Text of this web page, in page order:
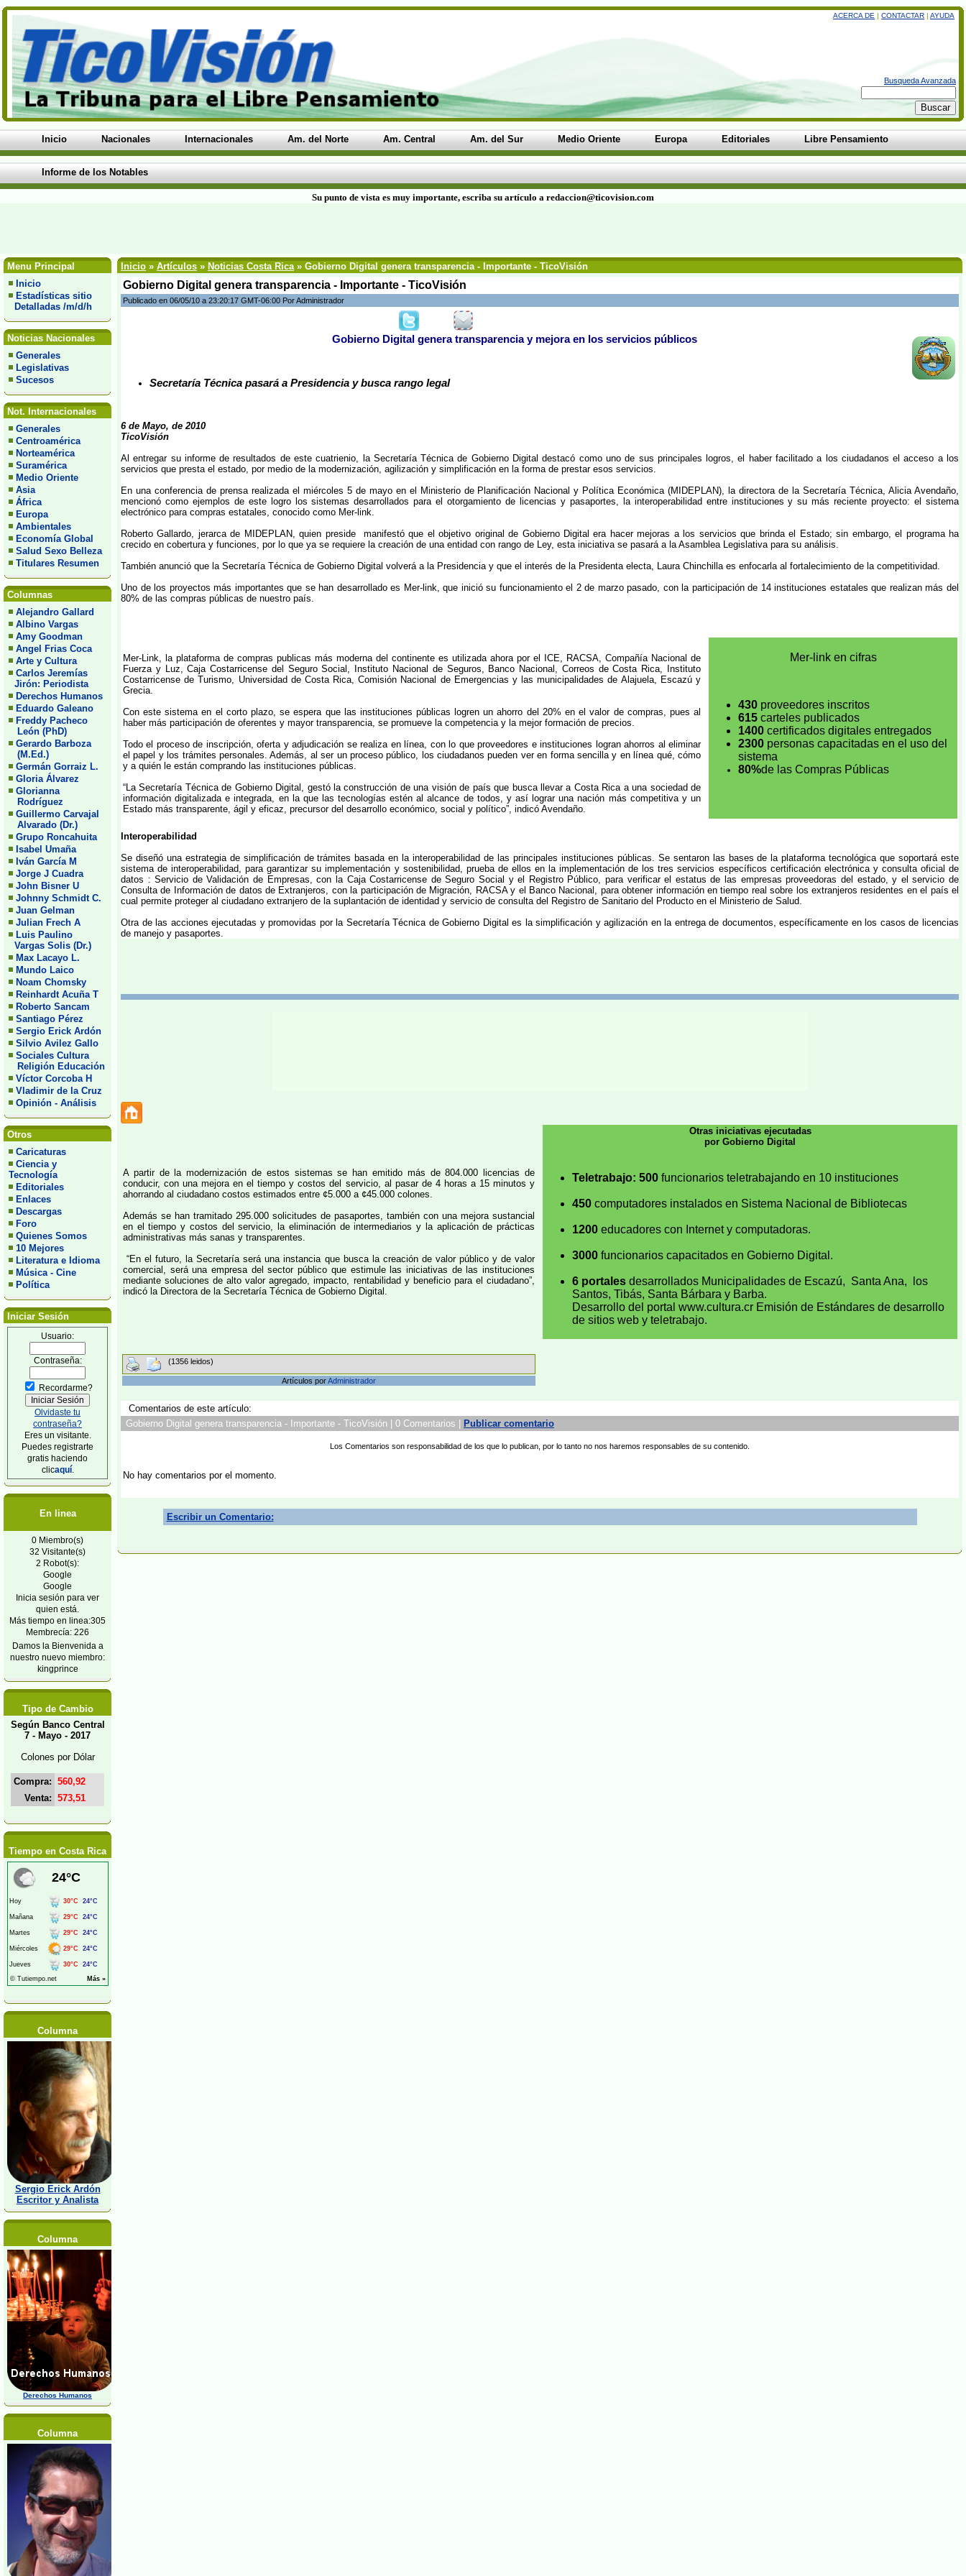
ACERCA DE | CONTACTAR | AYUDA
Busqueda Avanzada
Inicio Nacionales Internacionales Am. del Norte Am. Central Am. del Sur Medio Oriente Europa Editoriales Libre Pensamiento
Informe de los Notables
Su punto de vista es muy importante, escriba su artículo a redaccion@ticovision.com
Menu Principal
Inicio
Estadísticas sitio
Detalladas /m/d/h
Noticias Nacionales
Generales
Legislativas
Sucesos
Not. Internacionales
Generales
Centroamérica
Norteamérica
Suramérica
Medio Oriente
Asia
África
Europa
Ambientales
Economía Global
Salud Sexo Belleza
Titulares Resumen
Columnas
Alejandro Gallard
Albino Vargas
Amy Goodman
Angel Frias Coca
Arte y Cultura
Carlos Jeremías
Jirón: Periodista
Derechos Humanos
Eduardo Galeano
Freddy Pacheco
León (PhD)
Gerardo Barboza
(M.Ed.)
Germán Gorraiz L.
Gloria Álvarez
Glorianna
Rodríguez
Guillermo Carvajal
Alvarado (Dr.)
Grupo Roncahuita
Isabel Umaña
Iván García M
Jorge J Cuadra
John Bisner U
Johnny Schmidt C.
Juan Gelman
Julian Frech A
Luis Paulino
Vargas Solis (Dr.)
Max Lacayo L.
Mundo Laico
Noam Chomsky
Reinhardt Acuña T
Roberto Sancam
Santiago Pérez
Sergio Erick Ardón
Silvio Avilez Gallo
Sociales Cultura
Religión Educación
Víctor Corcoba H
Vladimir de la Cruz
Opinión - Análisis
Otros
Caricaturas
Ciencia y
Tecnología
Editoriales
Enlaces
Descargas
Foro
Quienes Somos
10 Mejores
Literatura e Idioma
Música - Cine
Política
Iniciar Sesión
Usuario:
Contraseña:
Recordarme?
Olvidaste tu
contraseña?
Eres un visitante.
Puedes registrarte
gratis haciendo
clicaquí.
En linea
0 Miembro(s)
32 Visitante(s)
2 Robot(s):
Google
Google
Inicia sesión para ver
quien está.
Más tiempo en linea:305
Membrecía: 226
Damos la Bienvenida a
nuestro nuevo miembro:
kingprince
Tipo de Cambio
Según Banco Central
7 - Mayo - 2017
Colones por Dólar
Compra: 560,92
Venta: 573,51
Tiempo en Costa Rica
Columna
Sergio Erick Ardón
Escritor y Analista
Columna
Derechos Humanos
Columna
Inicio » Artículos » Noticias Costa Rica» Gobierno Digital genera transparencia - Importante - TicoVisión
Gobierno Digital genera transparencia - Importante - TicoVisión
Publicado en 06/05/10 a 23:20:17 GMT-06:00 Por Administrador
Gobierno Digital genera transparencia y mejora en los servicios públicos
Secretaría Técnica pasará a Presidencia y busca rango legal
6 de Mayo, de 2010
TicoVisión
Al entregar su informe de resultados de este cuatrienio, la Secretaría Técnica de Gobierno Digital destacó como uno de sus principales logros, el haber facilitado a los ciudadanos el acceso a los
servicios que presta el estado, por medio de la modernización, agilización y simplificación en la forma de prestar esos servicios.
En una conferencia de prensa realizada el miércoles 5 de mayo en el Ministerio de Planificación Nacional y Política Económica (MIDEPLAN), la directora de la Secretaría Técnica, Alicia Avendaño,
mencionó como ejemplos de este logro los sistemas desarrollados para el otorgamiento de licencias y pasaportes, la interoperabilidad entre instituciones y su más reciente proyecto: el sistema
electrónico para compras estatales, conocido como Mer-link.
Roberto Gallardo, jerarca de MIDEPLAN, quien preside manifestó que el objetivo original de Gobierno Digital era hacer mejoras a los servicios que brinda el Estado; sin embargo, el programa ha
crecido en cobertura y funciones, por lo que ya se requiere la creación de una entidad con rango de Ley, esta iniciativa se pasará a la Asamblea Legislativa para su análisis.
También anunció que la Secretaría Técnica de Gobierno Digital volverá a la Presidencia y que el interés de la Presidenta electa, Laura Chinchilla es enfocarla al fortalecimiento de la competitividad.
Uno de los proyectos más importantes que se han desarrollado es Mer-link, que inició su funcionamiento el 2 de marzo pasado, con la participación de 14 instituciones estatales que realizan más del
80% de las compras públicas de nuestro país.
Mer-Link, la plataforma de compras publicas más moderna del continente es utilizada ahora por el ICE, RACSA, Compañía Nacional de
Fuerza y Luz, Caja Costarricense del Seguro Social, Instituto Nacional de Seguros, Banco Nacional, Correos de Costa Rica, Instituto
Costarricense de Turismo, Universidad de Costa Rica, Comisión Nacional de Emergencias y las municipalidades de Alajuela, Escazú y
Grecia.
Con este sistema en el corto plazo, se espera que las instituciones públicas logren un ahorro del 20% en el valor de compras, pues al
haber más participación de oferentes y mayor transparencia, se promueve la competencia y la mejor formación de precios.
Todo el proceso de inscripción, oferta y adjudicación se realiza en línea, con lo que proveedores e instituciones logran ahorros al eliminar
el papel y los trámites personales. Además, al ser un proceso público, los ciudadanos pueden ver en forma sencilla y en línea qué, cómo
y a quién le están comprando las instituciones públicas.
“La Secretaría Técnica de Gobierno Digital, gestó la construcción de una visión de país que busca llevar a Costa Rica a una sociedad de
información digitalizada e integrada, en la que las tecnologías estén al alcance de todos, y así lograr una nación más competitiva y un
Estado más transparente, ágil y eficaz, precursor del desarrollo económico, social y político”, indicó Avendaño.
Mer-link en cifras
430 proveedores inscritos
615 carteles publicados
1400 certificados digitales entregados
2300 personas capacitadas en el uso del
sistema
80%de las Compras Públicas
Interoperabilidad
Se diseñó una estrategia de simplificación de trámites basada en la interoperabilidad de las principales instituciones públicas. Se sentaron las bases de la plataforma tecnológica que soportará este
sistema de interoperabilidad, para garantizar su implementación y sostenibilidad, prueba de ellos en la implementación de los tres servicios específicos certificación electrónica y consulta oficial de
datos : Servicio de Validación de Empresas, con la Caja Costarricense de Seguro Social y el Registro Público, para verificar el estatus de las empresas proveedoras del estado, y el servicio de
Consulta de Información de datos de Extranjeros, con la participación de Migración, RACSA y el Banco Nacional, para obtener información en tiempo real sobre los extranjeros residentes en el país el
cual permite proteger al ciudadano extranjero de la suplantación de identidad y servicio de consulta del Registro de Sanitario del Producto en el Ministerio de Salud.
Otra de las acciones ejecutadas y promovidas por la Secretaría Técnica de Gobierno Digital es la simplificación y agilización en la entrega de documentos, específicamente en los casos de licencias
de manejo y pasaportes.
A partir de la modernización de estos sistemas se han emitido más de 804.000 licencias de
conducir, con una mejora en el tiempo y costos del servicio, al pasar de 4 horas a 15 minutos y
ahorrando al ciudadano costos estimados entre ¢5.000 a ¢45.000 colones.
Además se han tramitado 295.000 solicitudes de pasaportes, también con una mejora sustancial
en el tiempo y costos del servicio, la eliminación de intermediarios y la aplicación de prácticas
administrativas más sanas y transparentes.
“En el futuro, la Secretaría será una instancia que busca la creación de valor público y de valor
comercial, será una empresa del sector público que estimule las iniciativas de las instituciones
mediante soluciones de alto valor agregado, impacto, rentabilidad y beneficio para el ciudadano”,
indicó la Directora de la Secretaría Técnica de Gobierno Digital.
Otras iniciativas ejecutadas
por Gobierno Digital
Teletrabajo: 500 funcionarios teletrabajando en 10 instituciones
450 computadores instalados en Sistema Nacional de Bibliotecas
1200 educadores con Internet y computadoras.
3000 funcionarios capacitados en Gobierno Digital.
6 portales desarrollados Municipalidades de Escazú, Santa Ana, los
Santos, Tibás, Santa Bárbara y Barba.
Desarrollo del portal www.cultura.cr Emisión de Estándares de desarrollo
de sitios web y teletrabajo.
(1356 leidos)
Artículos porAdministrador
Comentarios de este artículo:
Gobierno Digital genera transparencia - Importante - TicoVisión | 0 Comentarios |
Publicar comentario
Los Comentarios son responsabilidad de los que lo publican, por lo tanto no nos haremos responsables de su contenido.
No hay comentarios por el momento.
Escribir un Comentario: